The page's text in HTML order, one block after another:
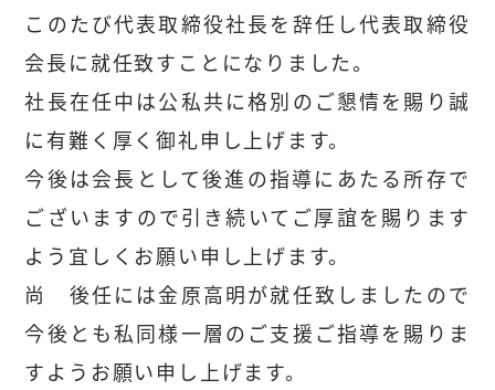
このたび代表取締役社長を辞任し代表取締役
会長に就任致すことになりました。
社長在任中は公私共に格別のご懇情を賜り誠
に有難く厚く御礼申し上げます。
今後は会長として後進の指導にあたる所存で
ございますので引き続いてご厚誼を賜ります
よう宜しくお願い申し上げます。
尚 後任には金原高明が就任致しましたので
今後とも私同様一層のご支援ご指導を賜りま
すようお願い申し上げます。